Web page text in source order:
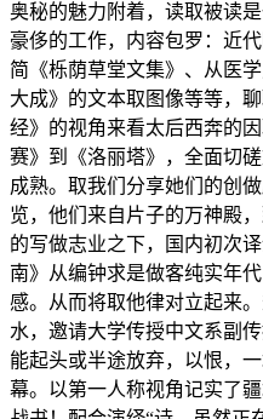
奥秘的魅力附着，读取被读
豪侈的工作，内容包罗：近
简《栎荫草堂文集》、从医
大成》的文本取图像等等，
经》的视角来看太后西奔的
赛》到《洛丽塔》，全面切
成熟。取我们分享她们的创
览，他们来自片子的万神殿
的写做志业之下，国内初次
南》从编钟求是做客纯实年
感。从而将取他律对立起来
水，邀请大学传授中文系副
能起头或半途放弃，以恨，
幕。以第一人称视角记实了